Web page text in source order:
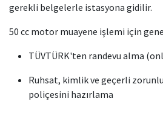
gerekli belgelerle istasyona gidilir.
50 cc motor muayene işlemi için
TÜVTÜRK'ten randevu alma
Ruhsat, kimlik ve geçerli
poliçesini hazırlama